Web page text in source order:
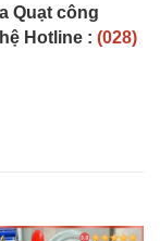
Quạt công
Hotline : (028)